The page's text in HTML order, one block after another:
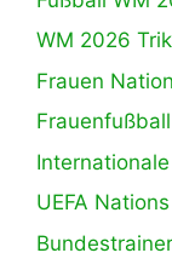
WM 2026
Frauen
UEFA